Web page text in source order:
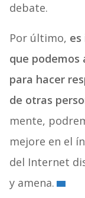
debate.
Por último,
que podemos
para hacer
de otras
mente,
mejore en el
del Internet
y amena.